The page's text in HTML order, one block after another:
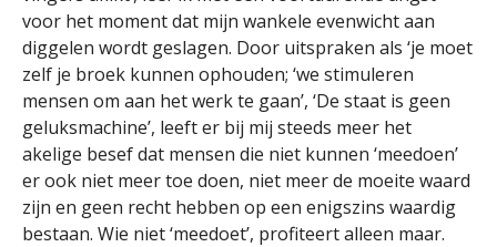
voor het moment dat mijn wankele evenwicht aan
diggelen wordt geslagen. Door uitspraken als ‘je moet
zelf je broek kunnen ophouden; ‘we stimuleren
mensen om aan het werk te gaan’, ‘De staat is geen
geluksmachine’, leeft er bij mij steeds meer het
akelige besef dat mensen die niet kunnen ‘meedoen’
er ook niet meer toe doen, niet meer de moeite waard
zijn en geen recht hebben op een enigszins waardig
bestaan. Wie niet ‘meedoet’, profiteert alleen maar.